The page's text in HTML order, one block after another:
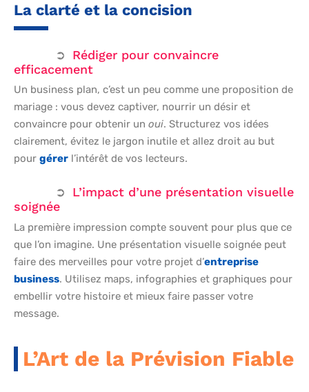
La clarté et la concision
Rédiger pour convaincre
efficacement
Un business plan, c’est un peu comme une proposition de
mariage : vous devez captiver, nourrir un désir et
convaincre pour obtenir un oui. Structurez vos idées
clairement, évitez le jargon inutile et allez droit au but
pour gérer l’intérêt de vos lecteurs.
L’impact d’une présentation visuelle
soignée
La première impression compte souvent pour plus que ce
que l’on imagine. Une présentation visuelle soignée peut
faire des merveilles pour votre projet d’entreprise
business. Utilisez maps, infographies et graphiques pour
embellir votre histoire et mieux faire passer votre
message.
L’Art de la Prévision Fiable